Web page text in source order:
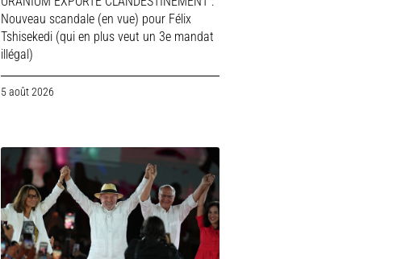
Nouveau scandale (en vue) pour Félix
Tshisekedi (qui en plus veut un 3e mandat
illégal)
5 août 2026